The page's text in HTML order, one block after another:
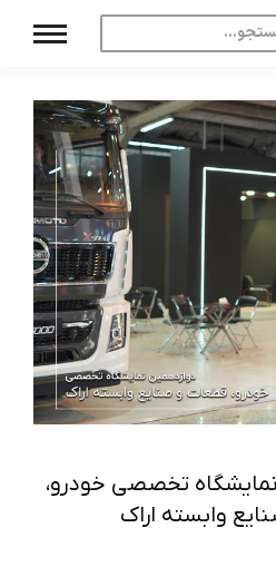
نمایشگاه تخصصی خودرو،
وابسته اراک